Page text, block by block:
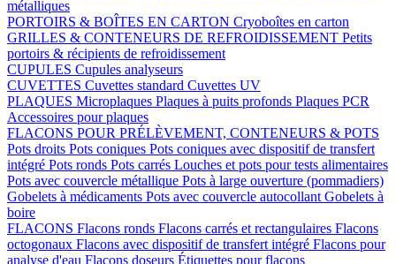
métalliques
PORTOIRS & BOÎTES EN CARTON Cryoboîtes en carton
GRILLES & CONTENEURS DE REFROIDISSEMENT Petits
portoirs & récipients de refroidissement
CUPULES Cupules analyseurs
CUVETTES Cuvettes standard Cuvettes UV
PLAQUES Microplaques Plaques à puits profonds Plaques PCR
Accessoires pour plaques
FLACONS POUR PRÉLÈVEMENT, CONTENEURS & POTS
Pots droits Pots coniques Pots coniques avec dispositif de transfert
intégré Pots ronds Pots carrés Louches et pots pour tests alimentaires
Pots avec couvercle métallique Pots à large ouverture (pommadiers)
Gobelets à médicaments Pots avec couvercle autocollant Gobelets à
boire
FLACONS Flacons ronds Flacons carrés et rectangulaires Flacons
octogonaux Flacons avec dispositif de transfert intégré Flacons pour
analyse d'eau Flacons doseurs Étiquettes pour flacons